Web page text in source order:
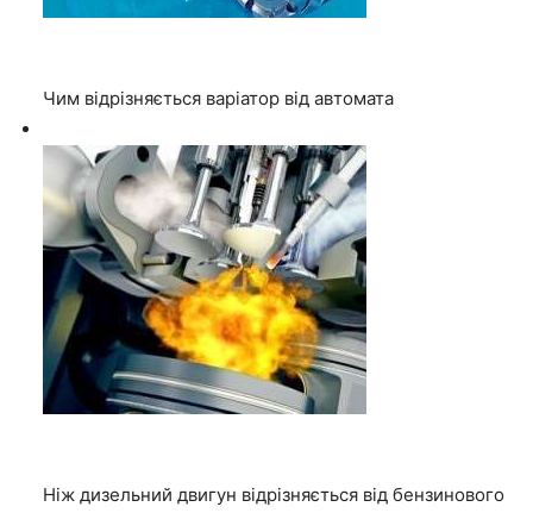
Чим відрізняється варіатор від автомата
Ніж дизельний двигун відрізняється від бензинового